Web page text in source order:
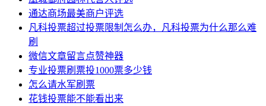
通达商场最美商户评选
凡科投票超过投票限制怎么办，凡科投票为什么那么难
刷
微信文章留言点赞神器
专业投票刷票投1000票多少钱
怎么请水军刷票
花钱投票能不能看出来